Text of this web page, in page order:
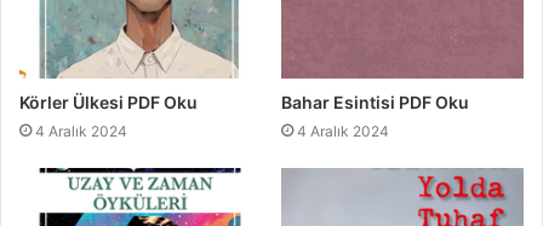
Körler Ülkesi PDF Oku
4 Aralık 2024
Bahar Esintisi PDF Oku
4 Aralık 2024